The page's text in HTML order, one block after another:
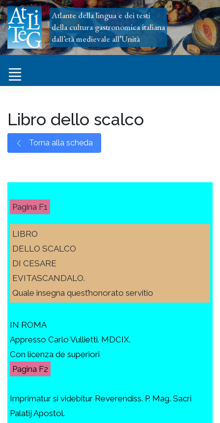
Atlante della lingua e dei testi
della cultura gastronomica italiana
dall’età medievale all’Unità
Libro dello scalco
Torna alla scheda
F1
LIBRO
DELLO SCALCO
DI CESARE
EVITASCANDALO.
Quale insegna quest’honorato servitio
IN ROMA
Appresso Carlo Vullietti. MDCIX.
Con licenza de superiori
F2
Imprimatur si videbitur Reverendiss. P. Mag. Sacri
Palatij Apostol.